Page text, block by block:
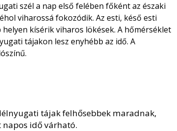
szél a nap első felében főként az északi
viharossá fokozódik. Az esti, késő esti
kísérik viharos lökések. A hőmérséklet
tájakon lesz enyhébb az idő. A
tájak felhősebbek maradnak,
idő várható.